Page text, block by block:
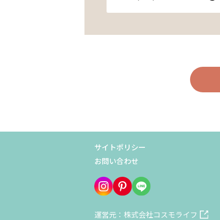
サイトポリシー
お問い合わせ
運営元：株式会社コスモライフ